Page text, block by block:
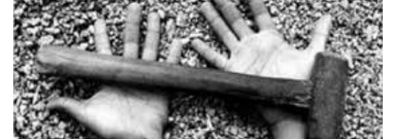
Adotada pela Conferência Geral da Organização
Internacional do Trabalho, na sua 38ª Sessão, realizada
em Genebra, em 27 de junho de 1955. Decreto de
aprovação : Decreto-Lei n.º 42691, de 30 de novembro
de 1959 Registo da ratificação no BIT : 12/04/1960
Assinala-se que Portugal procedeu à sua denúncia
através […]